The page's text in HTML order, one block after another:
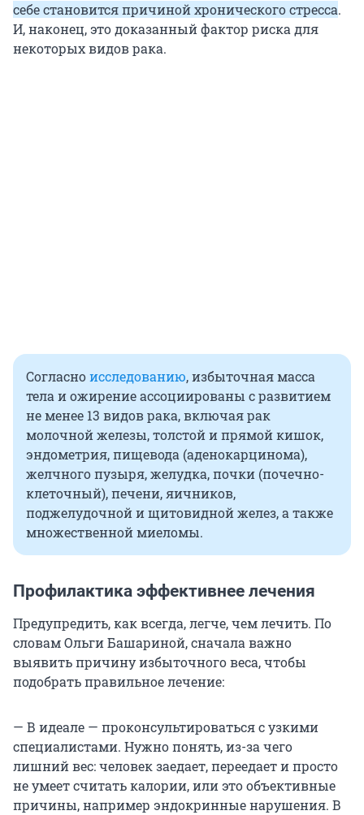
себе становится причиной хронического стресса.
И, наконец, это доказанный фактор риска для
некоторых видов рака.
Согласноисследованию, избыточная масса
тела и ожирение ассоциированы с развитием
не менее 13 видов рака, включая рак
молочной железы, толстой и прямой кишок,
эндометрия, пищевода (аденокарцинома),
желчного пузыря, желудка, почки (почечно-
клеточный), печени, яичников,
поджелудочной и щитовидной желез, а также
множественной миеломы.
Профилактика эффективнее лечения
Предупредить, как всегда, легче, чем лечить. По
словам Ольги Башариной, сначала важно
выявить причину избыточного веса, чтобы
подобрать правильное лечение:
— В идеале — проконсультироваться с узкими
специалистами. Нужно понять, из-за чего
лишний вес: человек заедает, переедает и просто
не умеет считать калории, или это объективные
причины, например эндокринные нарушения. В